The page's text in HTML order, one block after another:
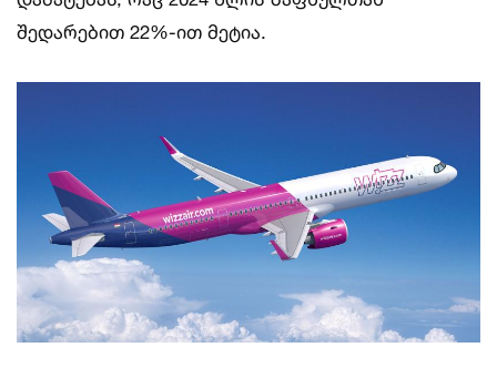
შედარებით 22%-ით მეტია.